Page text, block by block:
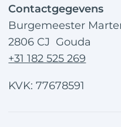
Contactgegevens
Burgemeester
2806 CJ Gouda
+31 182 525 269
KVK: 77678591